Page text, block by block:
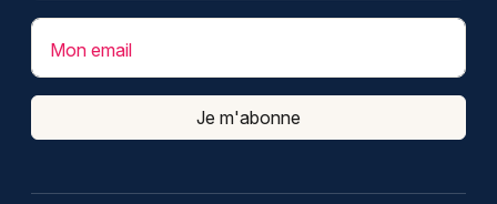
Mon email
Je m'abonne